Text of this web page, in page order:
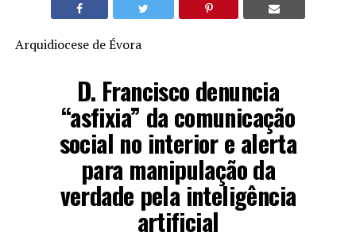
Arquidiocese de Évora
D. Francisco denuncia
“asfixia” da comunicação
social no interior e alerta
para manipulação da
verdade pela inteligência
artificial